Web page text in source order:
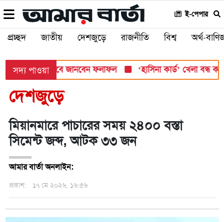
ই-পেপার
প্রচ্ছদ জাতীয় দেশজুড়ে রাজনীতি বিশ্ব অর্থ-
সদ্য পাওয়াযেভাবে জানবেন ফলাফল ‘হাসিনা কার্ড’ খেলা বন্ধ করতে
দেশজুড়ে
মিয়ানমারে পাচারের সময় ২৪০০ বস্তা
সিমেন্ট জব্দ, আটক ৩৩ জন
আমার বার্তা অনলাইন:
প্রকাশ: ১৭ মে ২০২৬, ১৬:৫৬